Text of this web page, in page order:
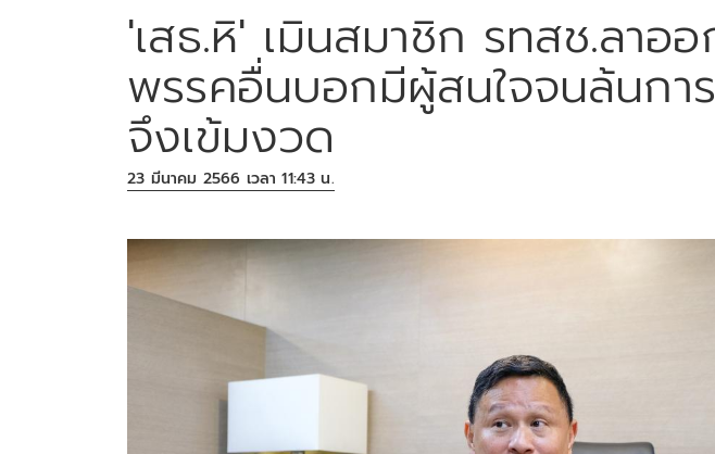
'เสธ.หิ' เมินสมาชิก รทสช.ลาอ
พรรคอื่นบอกมีผู้สนใจจนล้นกา
จึงเข้มงวด
23 มีนาคม 2566 เวลา 11:43 น.